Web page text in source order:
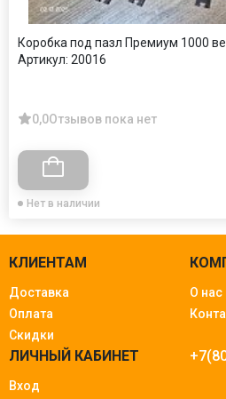
Коробка под пазл Премиум 1000
Артикул: 20016
0,0Отзывов пока нет
Нет в наличии
КЛИЕНТАМ
Доставка
Оплата
Скидки
О нас
ЛИЧНЫЙ КАБИНЕТ
Вход